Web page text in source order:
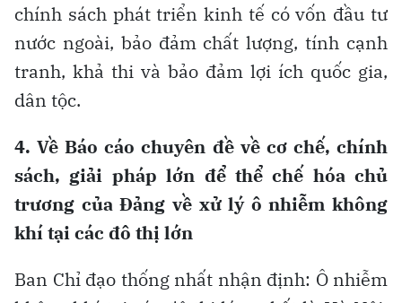
chính sách phát triển kinh tế có vốn đầu tư
nước ngoài, bảo đảm chất lượng, tính cạnh
tranh, khả thi và bảo đảm lợi ích quốc gia,
dân tộc.
4. Về Báo cáo chuyên đề về cơ chế, chính
sách, giải pháp lớn để thể chế hóa chủ
trương của Đảng về xử lý ô nhiễm không
khí tại các đô thị lớn
Ban Chỉ đạo thống nhất nhận định: Ô nhiễm